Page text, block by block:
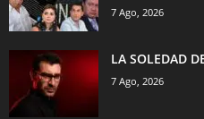
7 Ago, 2026
LA SOLEDAD
7 Ago, 2026